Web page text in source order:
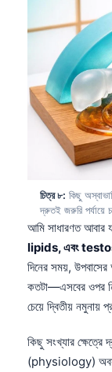
চিত্র ৮: কিছু
দ্রুতই জরুরি পর্যায়ে
আমি সাধারণত আবার
lipids, এবং
দিনের সময়, উপবাসের
কতটা—এসবের ওপর
চেয়ে দ্বিতীয় নমুনায়
কিছু সংখ্যার ক্ষেত্রে
(physiology)ភាសាខ្មែរ
አማርኛ
Català
Қазақ тілі
Hrvatski
كوردی‎
پښتو
سنڌي
සිංහල